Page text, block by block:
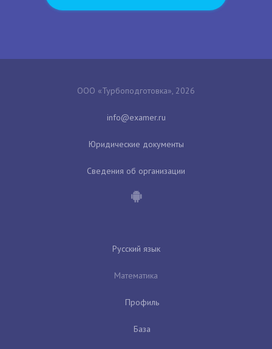
ООО «Турбоподготовка», 2026
Юридические документы
Сведения об организации
Русский язык
Математика
Профиль
База